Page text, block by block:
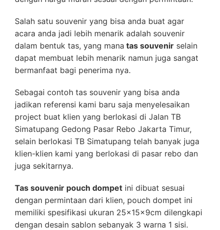
Salah satu souvenir yang bisa anda buat agar
acara anda jadi lebih menarik adalah souvenir
dalam bentuk tas, yang mana tas souvenir selain
dapat membuat lebih menarik namun juga sangat
bermanfaat bagi penerima nya.
Sebagai contoh tas souvenir yang bisa anda
jadikan referensi kami baru saja menyelesaikan
project buat klien yang berlokasi di Jalan TB
Simatupang Gedong Pasar Rebo Jakarta Timur,
selain berlokasi TB Simatupang telah banyak juga
klien-klien kami yang berlokasi di pasar rebo dan
juga sekitarnya.
Tas souvenir pouch dompet ini dibuat sesuai
dengan permintaan dari klien, pouch dompet ini
memiliki spesifikasi ukuran 25x15x9cm dilengkapi
dengan desain sablon sebanyak 3 warna 1 sisi.